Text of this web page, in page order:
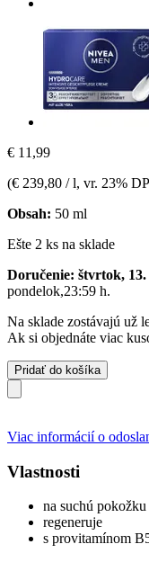
€ 11,99
(€ 239,80 / l, vr. 23%
Obsah: 50 ml
Ešte 2 ks na sklade
Doručenie: štvrtok, 13.
pondelok,23:59 h.
Na sklade zostávajú už
Ak si objednáte viac
Pridať do košíka
Viac informácií o
Vlastnosti
na suchú pokožku
regeneruje
s provitamínom